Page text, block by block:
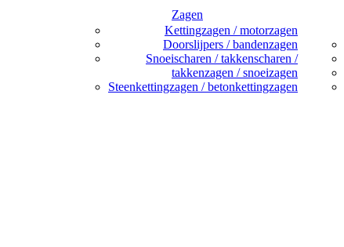
Zagen
Kettingzagen / motorzagen
Doorslijpers / bandenzagen
Snoeischaren / takkenscharen /
takkenzagen / snoeizagen
Steenkettingzagen / betonkettingzagen